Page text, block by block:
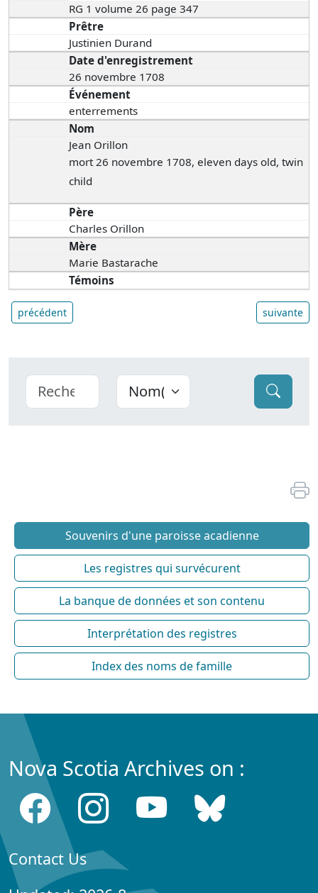
RG 1 volume 26 page 347
Prêtre
Justinien Durand
Date d'enregistrement
26 novembre 1708
Événement
enterrements
Nom
Jean Orillon
mort 26 novembre 1708, eleven days old, twin
child
Père
Charles Orillon
Mère
Marie Bastarache
Témoins
précédent suivante
Souvenirs d'une paroisse acadienne
Les registres qui survécurent
La banque de données et son contenu
Interprétation des registres
Index des noms de famille
Nova Scotia Archives on :
Contact Us